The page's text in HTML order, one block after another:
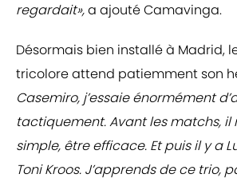
regardait»,a ajouté Camavinga.
Désormais bien installé à Madrid,
tricolore attend patiemment son
Casemiro, j’essaie énormément
tactiquement. Avant les matchs, il
simple, être efficace. Et puis il y a
Toni Kroos. J’apprends de ce trio,